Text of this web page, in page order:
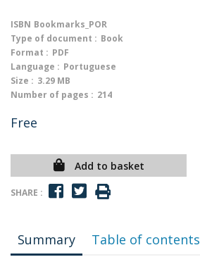
ISBN Bookmarks_POR
Type of document : Book
Format : PDF
Language : Portuguese
Size : 3.29 MB
Number of pages : 214
Free
Add to basket
SHARE :
Summary Table of contents